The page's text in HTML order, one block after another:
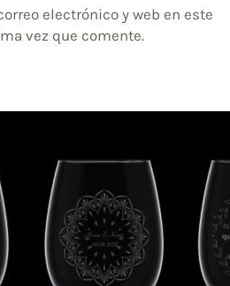
electrónico y web en este
vez que comente.